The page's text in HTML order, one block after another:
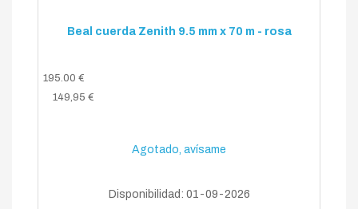
Beal cuerda Zenith 9.5 mm x 70 m - rosa
195.00 €
149,95 €
Agotado, avísame
Disponibilidad: 01-09-2026